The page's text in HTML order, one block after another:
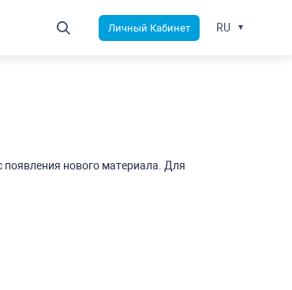
нового материала. Для
Личный Кабинет RU